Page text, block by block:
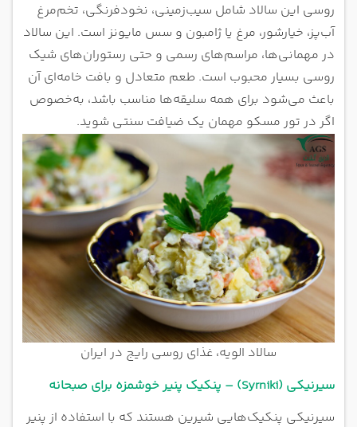
روسی این سالاد شامل سیب‌زمینی، نخودفرنگی، تخم‌مرغ
آب‌پز، خیارشور، مرغ یا ژامبون و سس مایونز است. این سالاد
در مهمانی‌ها، مراسم‌های رسمی و حتی رستوران‌های شیک
روسی بسیار محبوب است. طعم متعادل و بافت خامه‌ای آن
باعث می‌شود برای همه سلیقه‌ها مناسب باشد، به‌خصوص
اگر در تور مسکو مهمان یک ضیافت سنتی شوید.
سالاد الویه، غذای روسی رایج در ایران
سیرنیکی (Syrniki) – پنکیک پنیر خوشمزه برای صبحانه
سیرنیکی پنکیک‌هایی شیرین هستند که با استفاده از پنیر